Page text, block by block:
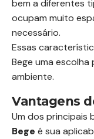
bem a diferentes
ocupam muito
necessário.
Essas
Bege uma
ambiente.
Vantagens
Um dos principais
Bege é sua